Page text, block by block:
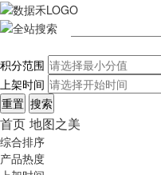
积分范围
上架时间
首页 地图之美
综合排序
产品热度